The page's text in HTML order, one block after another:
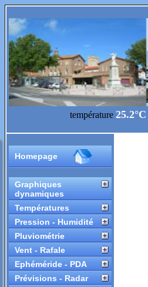
température 25.2°C
Homepage
Graphiques
dynamiques
Températures
Pression - Humidité
Pluviométrie
Vent - Rafale
Ephéméride - PDA
Prévisions - Radar